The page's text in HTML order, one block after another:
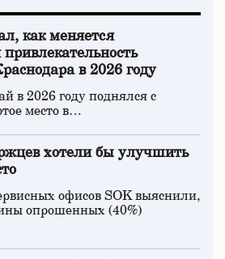
как меняется
в 2026 году
в 2026 году поднялся с
место в…
хотели бы улучшить
офисов SOK выяснили,
опрошенных (40%)